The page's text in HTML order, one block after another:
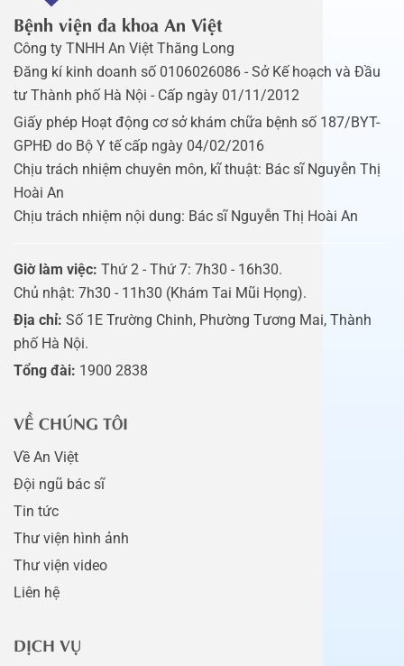
Bệnh viện đa khoa An Việt
Công ty TNHH An Việt Thăng Long
Đăng kí kinh doanh số 0106026086 - Sở Kế hoạch và Đầu
tư Thành phố Hà Nội - Cấp ngày 01/11/2012
Giấy phép Hoạt động cơ sở khám chữa bệnh số 187/BYT-
GPHĐ do Bộ Y tế cấp ngày 04/02/2016
Chịu trách nhiệm chuyên môn, kĩ thuật: Bác sĩ Nguyễn Thị
Hoài An
Chịu trách nhiệm nội dung: Bác sĩ Nguyễn Thị Hoài An
Giờ làm việc: Thứ 2 - Thứ 7: 7h30 - 16h30.
Chủ nhật: 7h30 - 11h30 (Khám Tai Mũi Họng).
Địa chỉ: Số 1E Trường Chinh, Phường Tương Mai, Thành
phố Hà Nội.
Tổng đài: 1900 2838
VỀ CHÚNG TÔI
Về An Việt
Đội ngũ bác sĩ
Tin tức
Thư viện hình ảnh
Thư viện video
Liên hệ
DỊCH VỤ